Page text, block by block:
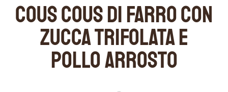
Cous cous di farro con
zucca trifolata e
pollo arrosto